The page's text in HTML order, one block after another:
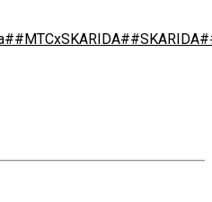
##MTCxSKARIDA##SKARIDA